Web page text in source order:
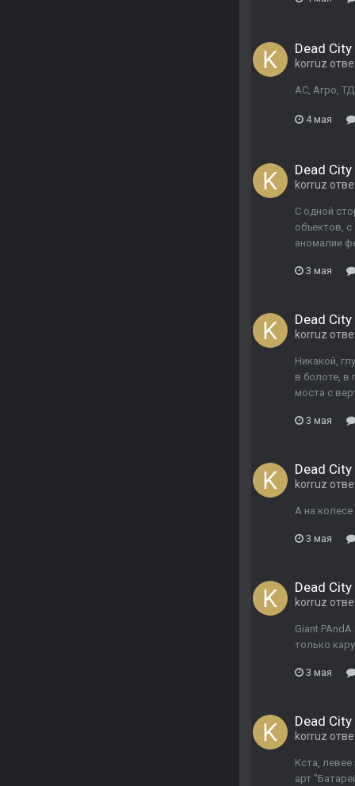
Dead City
korruz
АС, Агро,
4 мая
Dead City
korruz
С одной
объектов,
аномалии
3 мая
Dead City
korruz
Никакой,
в болоте, в
моста с
3 мая
Dead City
korruz
А на
3 мая
Dead City
korruz
Giant
только
3 мая
Dead City
korruz
Кста,
арт